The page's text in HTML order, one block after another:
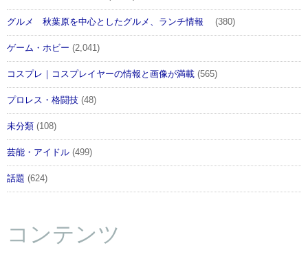
グルメ 秋葉原を中心としたグルメ、ランチ情報 (380)
ゲーム・ホビー (2,041)
コスプレ｜コスプレイヤーの情報と画像が満載 (565)
プロレス・格闘技 (48)
未分類 (108)
芸能・アイドル (499)
話題 (624)
コンテンツ